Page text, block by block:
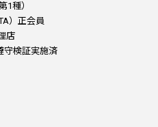
1種）
）正会員
店
守検証実施済